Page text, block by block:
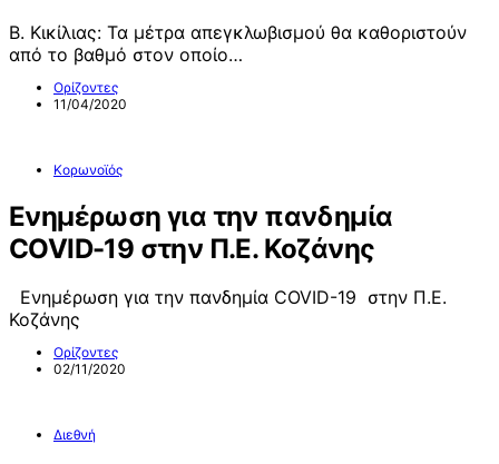
Β. Κικίλιας: Τα μέτρα απεγκλωβισμού θα καθοριστούν
από το βαθμό στον οποίο…
Ορίζοντες
11/04/2020
Κορωνοϊός
Ενημέρωση για την πανδημία
COVID-19 στην Π.Ε. Κοζάνης
Ενημέρωση για την πανδημία COVID-19 στην Π.Ε.
Κοζάνης
Ορίζοντες
02/11/2020
Διεθνή